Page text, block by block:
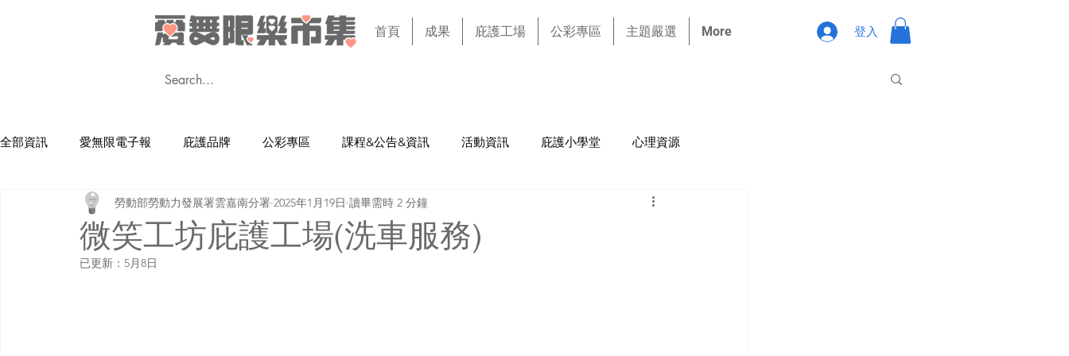
首頁 成果 庇護工場 公彩專區 主題嚴選 More 登入
全部資訊 愛無限電子報 庇護品牌 公彩專區 課程&公告&資訊 活動資訊 庇護小學堂 心理資源
雲嘉南分署就業服務資源手冊 精障會所會員創作
微笑工坊庇護工場(洗車服務)
勞動部勞動力發展署雲嘉南分署 2025年1月19日 讀畢需時 2 分鐘
已更新： 5月8日